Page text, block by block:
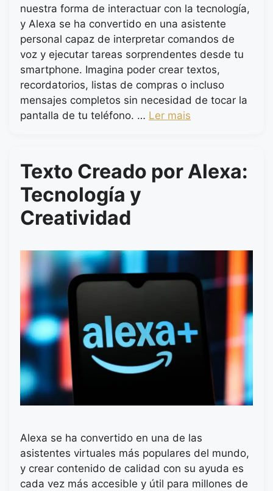
nuestra forma de interactuar con la tecnología,
y Alexa se ha convertido en una asistente
personal capaz de interpretar comandos de
voz y ejecutar tareas sorprendentes desde tu
smartphone. Imagina poder crear textos,
recordatorios, listas de compras o incluso
mensajes completos sin necesidad de tocar la
pantalla de tu teléfono. … Ler mais
Texto Creado por Alexa:
Tecnología y
Creatividad
Alexa se ha convertido en una de las
asistentes virtuales más populares del mundo,
y crear contenido de calidad con su ayuda es
cada vez más accesible y útil para millones de